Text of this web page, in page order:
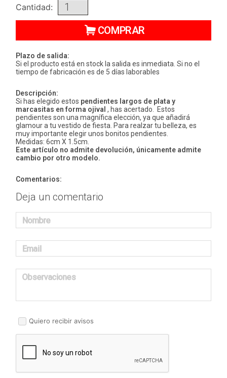
Cantidad:
COMPRAR
Plazo de salida:
Si el producto está en stock la salida es inmediata. Si no el
tiempo de fabricación es de 5 días laborables
Descripción:
Si has elegido estos pendientes largos de plata y
marcasitas en forma ojival , has acertado. Estos
pendientes son una magnífica elección, ya que añadirá
glamour a tu vestido de fiesta. Para realzar tu belleza, es
muy importante elegir unos bonitos pendientes.
Medidas: 6cm X 1.5cm.
Este artículo no admite devolución, únicamente admite
cambio por otro modelo.
Comentarios:
Deja un comentario
Nombre
Email
Observaciones
Quiero recibir avisos